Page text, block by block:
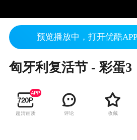
预览播放中，打开优酷
匈牙利复活节 - 彩蛋3
超清画质 评论 收藏